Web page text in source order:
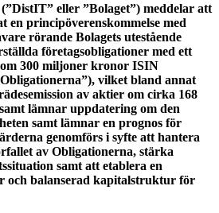
eller ”Bolaget”) meddelar att
en principöverenskommelse med
rörande Bolagets utestående
företagsobligationer med ett
300 miljoner kronor ISIN
vilket bland annat
av aktier om cirka 168
lämnar uppdatering om den
samt lämnar en prognos för
genomförs i syfte att hantera
av Obligationerna, stärka
samt att etablera en
och balanserad kapitalstruktur för